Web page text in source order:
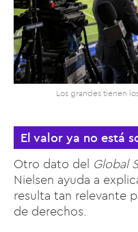
Los grandes tienen
El valor ya no está
Otro dato del Global
Nielsen ayuda a
resulta tan relevante
de derechos.